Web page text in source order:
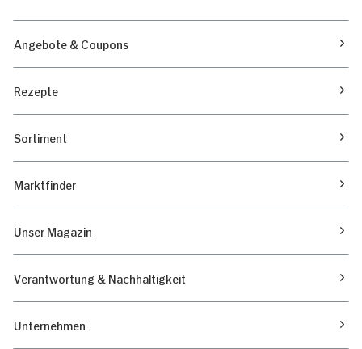
Angebote & Coupons
Rezepte
Sortiment
Marktfinder
Unser Magazin
Verantwortung & Nachhaltigkeit
Unternehmen